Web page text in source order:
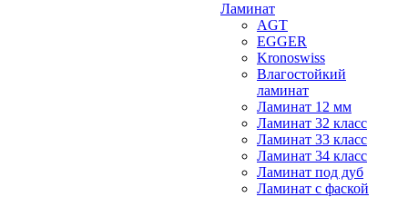
Ламинат
AGT
EGGER
Kronoswiss
Влагостойкий
ламинат
Ламинат 12 мм
Ламинат 32 класс
Ламинат 33 класс
Ламинат 34 класс
Ламинат под дуб
Ламинат с фаской